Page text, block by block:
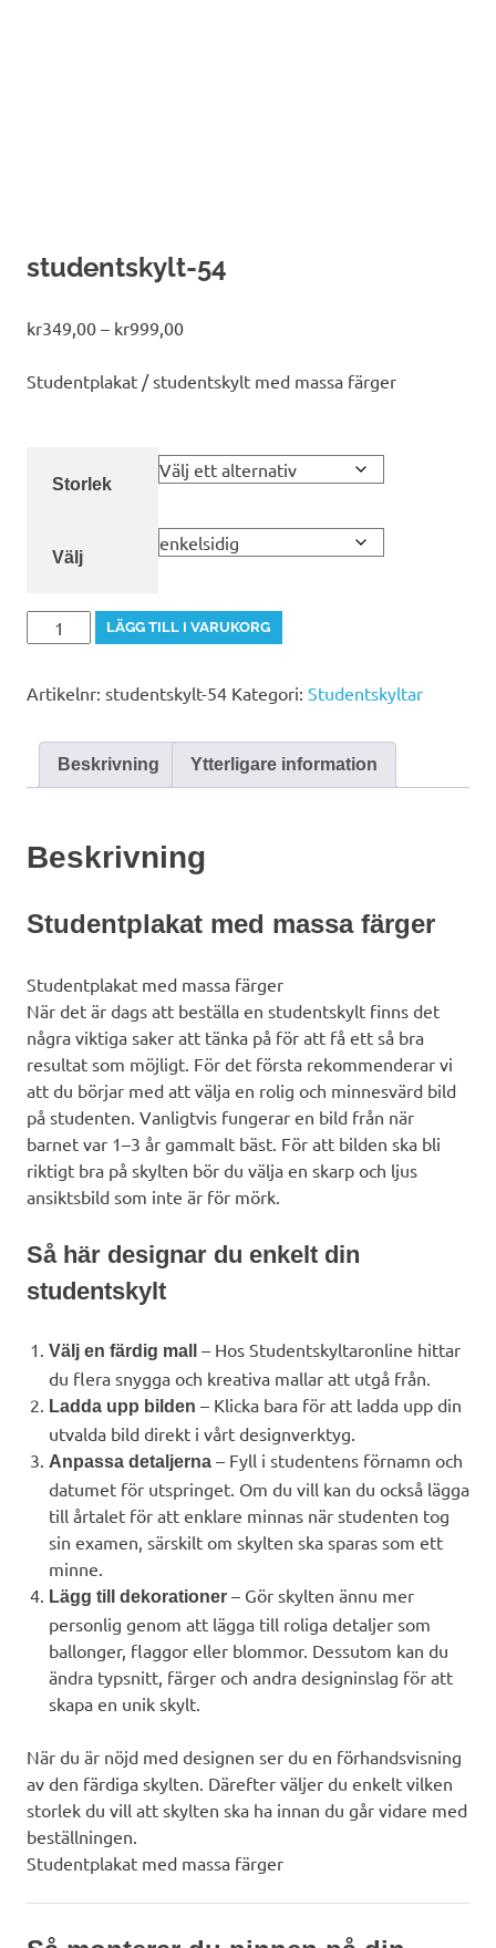
studentskylt-54
kr349,00 – kr999,00Prisintervall:
till
Studentplakat / studentskylt med massa färger
Storlek
Välj
studentskylt-
54
LÄGG TILL I VARUKORG
Artikelnr: studentskylt-54 Kategori: Studentskyltar
Beskrivning Ytterligare information
Beskrivning
Studentplakat med massa färger
Studentplakat med massa färger
När det är dags att beställa en studentskylt finns det
några viktiga saker att tänka på för att få ett så bra
resultat som möjligt. För det första rekommenderar vi
att du börjar med att välja en rolig och minnesvärd bild
på studenten. Vanligtvis fungerar en bild från när
barnet var 1–3 år gammalt bäst. För att bilden ska bli
riktigt bra på skylten bör du välja en skarp och ljus
ansiktsbild som inte är för mörk.
Så här designar du enkelt din
studentskylt
Välj en färdig mall
– Hos Studentskyltaronline hittar
du flera snygga och kreativa mallar att utgå från.
Ladda upp bilden – Klicka bara för att ladda upp din
utvalda bild direkt i vårt designverktyg.
Anpassa detaljerna – Fyll i studentens förnamn och
datumet för utspringet. Om du vill kan du också lägga
till årtalet för att enklare minnas när studenten tog
sin examen, särskilt om skylten ska sparas som ett
minne.
Lägg till dekorationer – Gör skylten ännu mer
personlig genom att lägga till roliga detaljer som
ballonger, flaggor eller blommor. Dessutom kan du
ändra typsnitt, färger och andra designinslag för att
skapa en unik skylt.
När du är nöjd med designen ser du en förhandsvisning
av den färdiga skylten. Därefter väljer du enkelt vilken
storlek du vill att skylten ska ha innan du går vidare med
beställningen.
Studentplakat med massa färger